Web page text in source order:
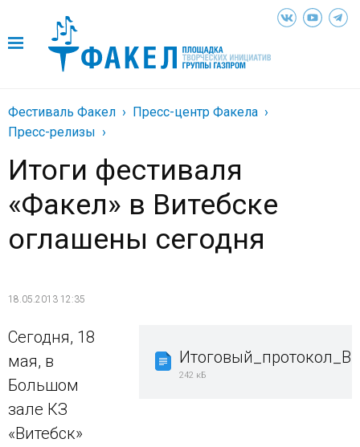
Фестиваль Факел
Пресс-центр Факела
Пресс-релизы
Итоги фестиваля
«Факел» в Витебске
оглашены сегодня
18.05.2013 12:35
242 кБ
Сегодня, 18
мая, в
Большом
зале КЗ
«Витебск»